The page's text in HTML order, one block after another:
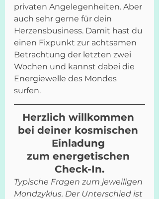
privaten Angelegenheiten. Aber
auch sehr gerne für dein
Herzensbusiness. Damit hast du
einen Fixpunkt zur achtsamen
Betrachtung der letzten zwei
Wochen und kannst dabei die
Energiewelle des Mondes
surfen.
Herzlich willkommen
bei deiner kosmischen
Einladung
zum energetischen
Check-In.
Typische Fragen zum jeweiligen
Mondzyklus. Der Unterschied ist